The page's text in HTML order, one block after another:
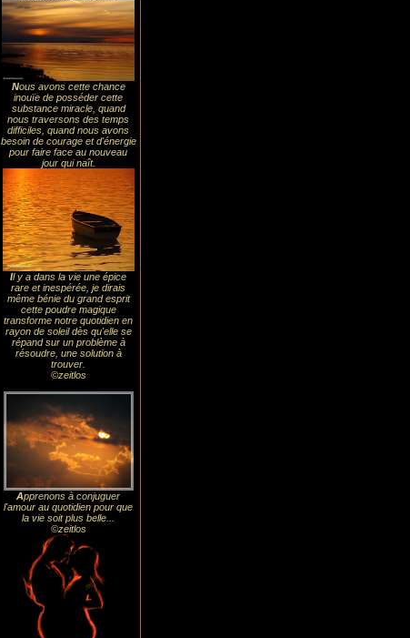
Nous avons cette chance
inouïe de posséder cette
substance miracle, quand
nous traversons des temps
difficiles, quand nous avons
besoin de courage et d'énergie
pour faire face au nouveau
jour qui naît.
Il y a dans la vie une épice
rare et inespérée, je dirais
même bénie du grand esprit
cette poudre magique
transforme notre quotidien en
rayon de soleil dès qu'elle se
répand sur un problème à
résoudre, une solution à
trouver.
©zeitlos
Apprenons à conjuguer
l'amour au quotidien pour que
la vie soit plus belle...
©zeitlos